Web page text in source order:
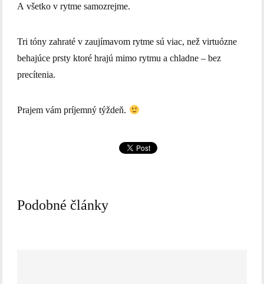
A všetko v rytme samozrejme.
Tri tóny zahraté v zaujímavom rytme sú viac, než virtuózne
behajúce prsty ktoré hrajú mimo rytmu a chladne – bez
precítenia.
Prajem vám príjemný týždeň.
Podobné články